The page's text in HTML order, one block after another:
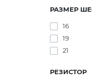
РАЗМЕР
16
19
21
РЕЗИСТОР